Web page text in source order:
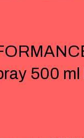
500 ml